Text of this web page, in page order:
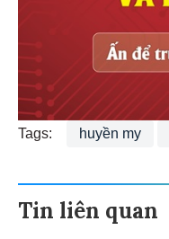
Tags: huyền my
Tin liên quan